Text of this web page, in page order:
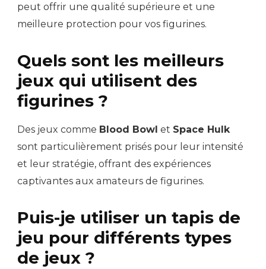
peut offrir une qualité supérieure et une
meilleure protection pour vos figurines.
Quels sont les meilleurs
jeux qui utilisent des
figurines ?
Des jeux comme Blood Bowl et Space Hulk
sont particulièrement prisés pour leur intensité
et leur stratégie, offrant des expériences
captivantes aux amateurs de figurines.
Puis-je utiliser un tapis de
jeu pour différents types
de jeux ?